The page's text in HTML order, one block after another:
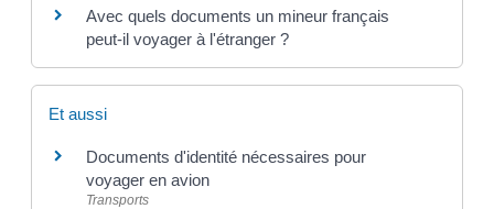
Avec quels documents un mineur français
peut-il voyager à l'étranger ?
Et aussi
Documents d'identité nécessaires pour
voyager en avion
Transports